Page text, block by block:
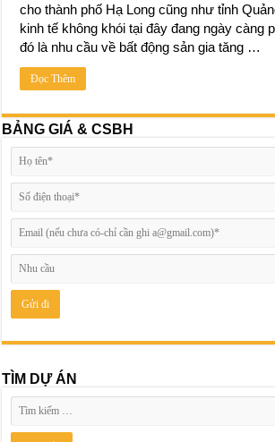
cho thành phố Hạ Long cũng như tỉnh
kinh tế không khói tại đây đang ngày càng
đó là nhu cầu về bất động sản gia tăng …
Đọc Thêm
BẢNG GIÁ & CSBH
TÌM DỰ ÁN